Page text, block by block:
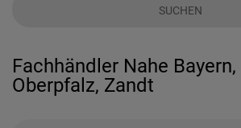
SUCHEN
Fachhändler Nahe Bayern,
Oberpfalz, Zandt